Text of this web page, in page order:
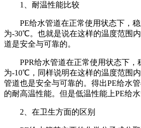
1 、耐温性能比较
PE给水管道在正常使用状态下，
为-30℃。也就是说在这样的温度范围
道是安全与可靠的。
PPR给水管道在正常使用状态下，
为-10℃，同样说明在这样的温度范围
管道也是安全与可靠的。得出PE给水
的耐高温性能。但是低温性能上PE给
2 、在卫生方面的区别